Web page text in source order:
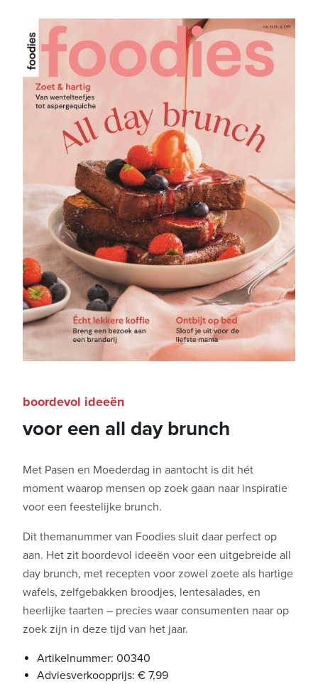
voor een all day brunch
boordevol ideeën
Met Pasen en Moederdag in aantocht is dit hét
moment waarop mensen op zoek gaan naar inspiratie
voor een feestelijke brunch.
Dit themanummer van Foodies sluit daar perfect op
aan. Het zit boordevol ideeën voor een uitgebreide all
day brunch, met recepten voor zowel zoete als hartige
wafels, zelfgebakken broodjes, lentesalades, en
heerlijke taarten – precies waar consumenten naar op
zoek zijn in deze tijd van het jaar.
Artikelnummer: 00340
Adviesverkoopprijs: € 7,99